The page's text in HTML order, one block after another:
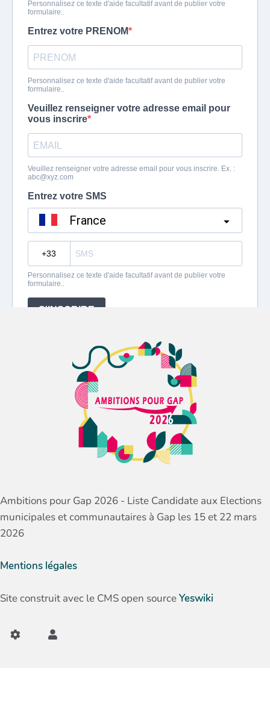
Ambitions pour Gap 2026 - Liste Candidate aux Elections
municipales et communautaires à Gap les 15 et 22 mars
2026
Mentions légales
Site construit avec le CMS open sourceYeswiki